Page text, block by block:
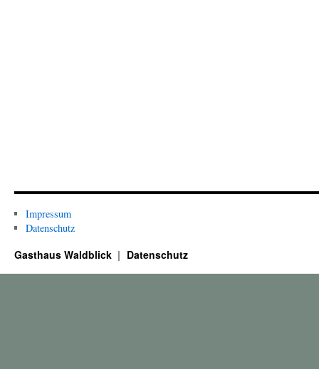
Impressum
Datenschutz
Gasthaus Waldblick Datenschutz